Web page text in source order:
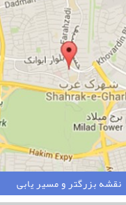
نقشه بزرگتر و مسیر یابی